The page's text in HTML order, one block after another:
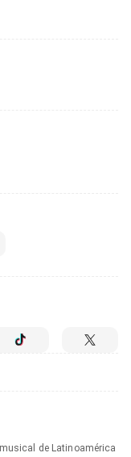
de Latinoamérica